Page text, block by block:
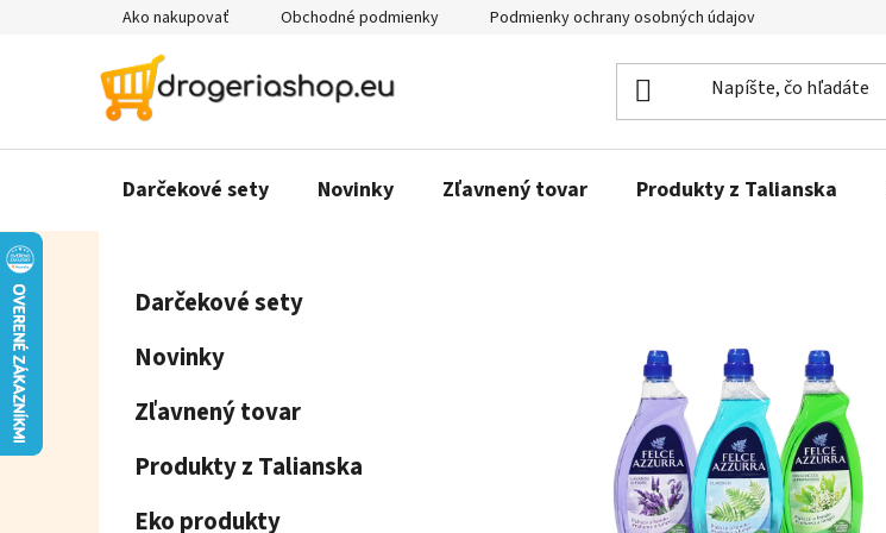
Ako nakupovať Obchodné podmienky Podmienky ochrany osobných údajov
Darčekové sety Novinky Zľavnený tovar Produkty z Talianska
Preskočiť
kategórie
Darčekové sety
Novinky
Zľavnený tovar
Produkty z Talianska
Eko produkty